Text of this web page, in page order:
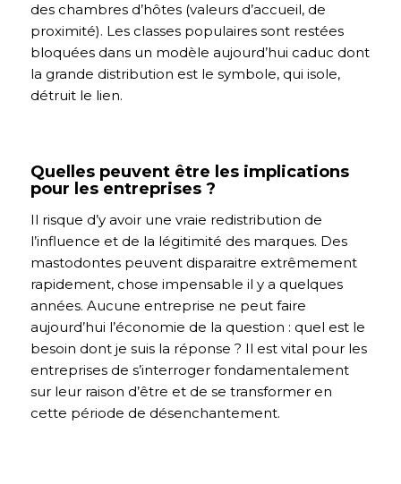
des chambres d’hôtes (valeurs d’accueil, de
proximité). Les classes populaires sont restées
bloquées dans un modèle aujourd’hui caduc dont
la grande distribution est le symbole, qui isole,
détruit le lien.
Quelles peuvent être les implications
pour les entreprises ?
Il risque d’y avoir une vraie redistribution de
l’influence et de la légitimité des marques. Des
mastodontes peuvent disparaitre extrêmement
rapidement, chose impensable il y a quelques
années. Aucune entreprise ne peut faire
aujourd’hui l’économie de la question : quel est le
besoin dont je suis la réponse ? Il est vital pour les
entreprises de s’interroger fondamentalement
sur leur raison d’être et de se transformer en
cette période de désenchantement.